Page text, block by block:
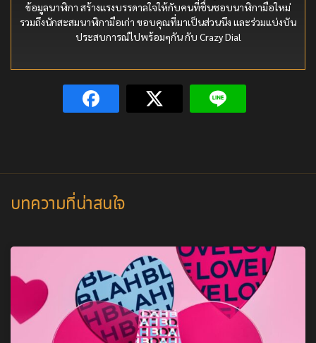
ข้อมูลนาฬิกา สร้างแรงบรรดาลใจให้กับคนที่ชื่นชอบนาฬิกามือใหม่
รวมถึงนักสะสมนาฬิกามือเก่า ขอบคุณที่มาเป็นส่วนนึง และร่วมแบ่งบัน
ประสบการณ์ไปพร้อมๆกัน กับ Crazy Dial
บทความที่น่าสนใจ